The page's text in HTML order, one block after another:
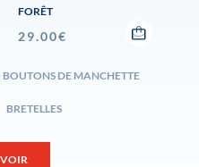
BOUTONS DE MANCHETTE
BRETELLES
FORÊT
29.00€